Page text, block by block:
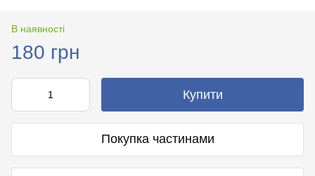
В наявності
180 грн
Купити
Покупка частинами